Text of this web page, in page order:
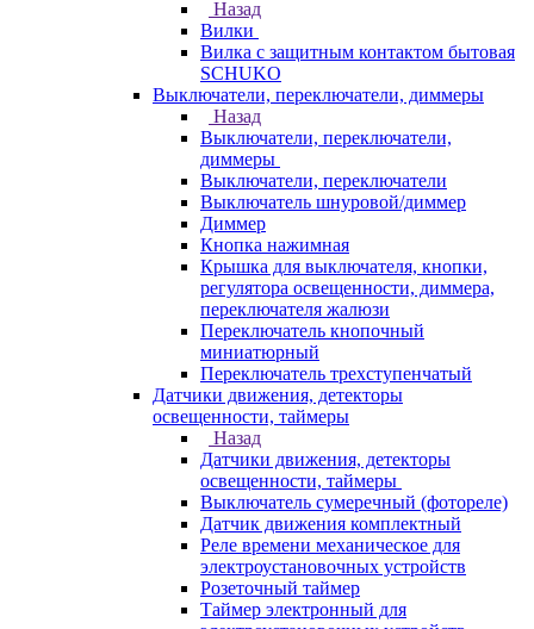
Назад
Вилки
Вилка с защитным контактом бытовая
SCHUKO
Выключатели, переключатели, диммеры
Назад
Выключатели, переключатели,
диммеры
Выключатели, переключатели
Выключатель шнуровой/диммер
Диммер
Кнопка нажимная
Крышка для выключателя, кнопки,
регулятора освещенности, диммера,
переключателя жалюзи
Переключатель кнопочный
миниатюрный
Переключатель трехступенчатый
Датчики движения, детекторы
освещенности, таймеры
Назад
Датчики движения, детекторы
освещенности, таймеры
Выключатель сумеречный (фотореле)
Датчик движения комплектный
Реле времени механическое для
электроустановочных устройств
Розеточный таймер
Таймер электронный для